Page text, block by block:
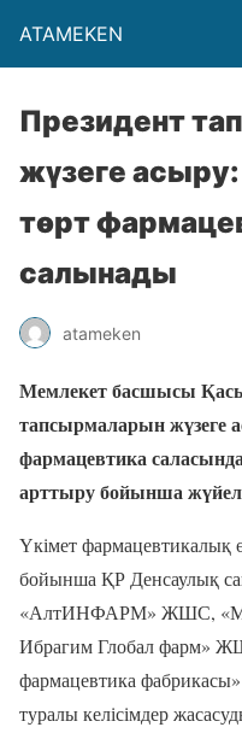
ATAMEKEN
Президент
жүзеге
төрт
салынады
atameken
Мемлекет басшысы
тапсырмаларын жүзеге
фармацевтика
арттыру бойынша
Үкімет фармацевтикалық
бойынша ҚР Денсаулық
«АлтИНФАРМ» ЖШС,
Ибрагим Глобал фарм»
фармацевтика
туралы келісімдер